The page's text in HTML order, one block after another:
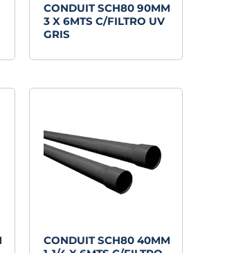
CONDUIT SCH80 90MM
3 X 6MTS C/FILTRO UV
GRIS
CONDUIT SCH80 40MM